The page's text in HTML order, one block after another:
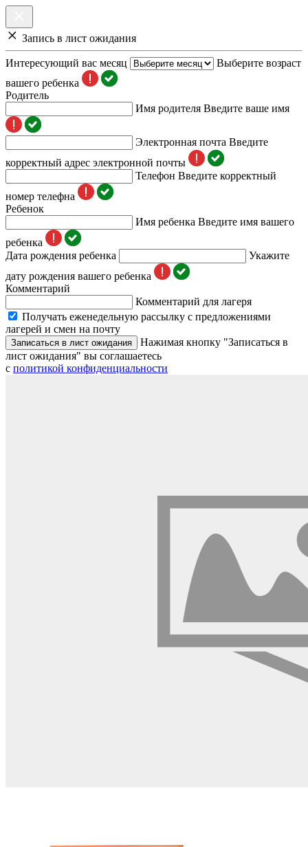
Запись в лист ожидания
Интересующий вас месяц
Выберите возраст
вашего ребенка
Родитель
Имя родителя Введите ваше имя
Электронная почта Введите
корректный адрес электронной почты
Телефон Введите корректный
номер телефна
Ребенок
Имя ребенка Введите имя вашего
ребенка
Дата рождения ребенка
Укажите
дату рождения вашего ребенка
Комментарий
Комментарий для лагеря
Получать еженедельную рассылку с предложениями
лагерей и смен на почту
Записаться в лист ожидания
Нажимая кнопку "Записаться в
лист ожидания" вы соглашаетесь
с политикой конфиденциальности